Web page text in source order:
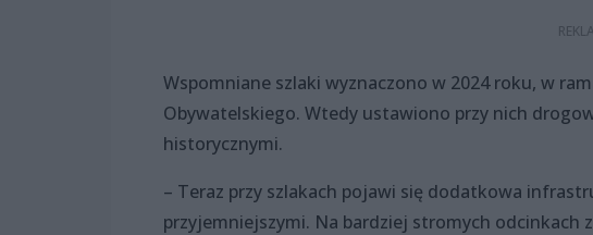
Wspomniane szlaki wyznaczono w 2024 roku, w
Obywatelskiego. Wtedy ustawiono przy nich
historycznymi.
– Teraz przy szlakach pojawi się dodatkowa
przyjemniejszymi. Na bardziej stromych